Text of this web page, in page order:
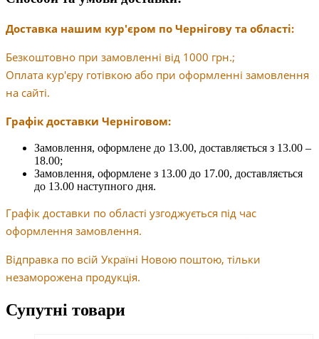
Доставка нашим кур'єром по Чернігову та області:
Безкоштовно при замовленні від 1000 грн.;
Оплата кур'єру готівкою або при оформленні замовлення
на сайті.
Графік доставки Черніговом:
Замовлення, оформлене до 13.00, доставляється з 13.00 –
18.00;
Замовлення, оформлене з 13.00 до 17.00, доставляється
до 13.00 наступного дня.
Графік доставки по області узгоджується під час
оформлення замовлення.
Відправка по всій Україні Новою поштою, тільки
незаморожена продукція.
Супутні товари